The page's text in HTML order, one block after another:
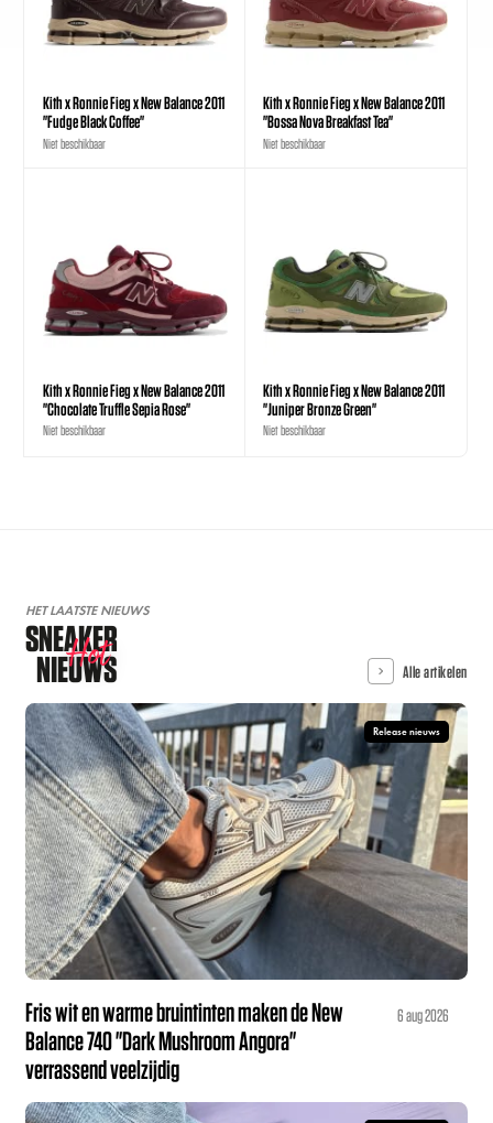
Kith x Ronnie Fieg x New Balance 2011
"Fudge Black Coffee"
Niet beschikbaar
Kith x Ronnie Fieg x New Balance 2011
"Bossa Nova Breakfast Tea"
Niet beschikbaar
Kith x Ronnie Fieg x New Balance 2011
"Chocolate Truffle Sepia Rose"
Niet beschikbaar
Kith x Ronnie Fieg x New Balance 2011
"Juniper Bronze Green"
Niet beschikbaar
HET LAATSTE NIEUWS
SNEAKER
NIEUWS
Hot Alle artikelen
Release nieuws
Fris wit en warme bruintinten maken de New
Balance 740 "Dark Mushroom Angora"
verrassend veelzijdig
6 aug 2026